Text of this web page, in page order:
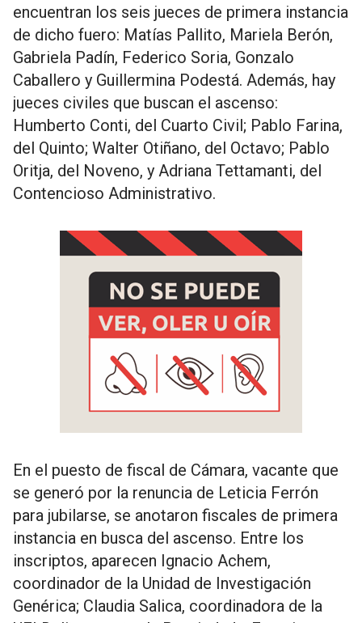
encuentran los seis jueces de primera instancia
de dicho fuero: Matías Pallito, Mariela Berón,
Gabriela Padín, Federico Soria, Gonzalo
Caballero y Guillermina Podestá. Además, hay
jueces civiles que buscan el ascenso:
Humberto Conti, del Cuarto Civil; Pablo Farina,
del Quinto; Walter Otiñano, del Octavo; Pablo
Oritja, del Noveno, y Adriana Tettamanti, del
Contencioso Administrativo.
En el puesto de fiscal de Cámara, vacante que
se generó por la renuncia de Leticia Ferrón
para jubilarse, se anotaron fiscales de primera
instancia en busca del ascenso. Entre los
inscriptos, aparecen Ignacio Achem,
coordinador de la Unidad de Investigación
Genérica; Claudia Salica, coordinadora de la